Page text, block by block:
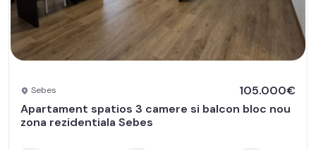
Sebes
105.000€
Apartament spatios 3 camere si balcon bloc nou
zona rezidentiala Sebes